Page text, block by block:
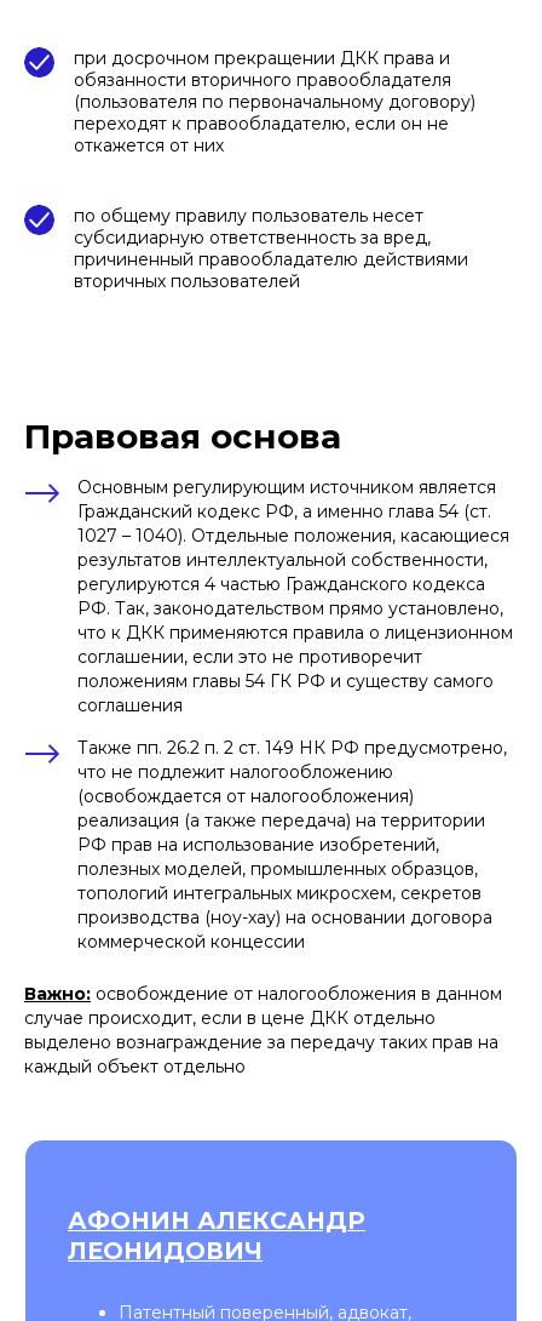
при досрочном прекращении ДКК права и
обязанности вторичного правообладателя
(пользователя по первоначальному договору)
переходят к правообладателю, если он не
откажется от них
по общему правилу пользователь несет
субсидиарную ответственность за вред,
причиненный правообладателю действиями
вторичных пользователей
Правовая основа
Основным регулирующим источником является
Гражданский кодекс РФ, а именно глава 54 (ст.
1027 – 1040). Отдельные положения, касающиеся
результатов интеллектуальной собственности,
регулируются 4 частью Гражданского кодекса
РФ. Так, законодательством прямо установлено,
что к ДКК применяются правила о лицензионном
соглашении, если это не противоречит
положениям главы 54 ГК РФ и существу самого
соглашения
Также пп. 26.2 п. 2 ст. 149 НК РФ предусмотрено,
что не подлежит налогообложению
(освобождается от налогообложения)
реализация (а также передача) на территории
РФ прав на использование изобретений,
полезных моделей, промышленных образцов,
топологий интегральных микросхем, секретов
производства (ноу-хау) на основании договора
коммерческой концессии
Важно: освобождение от налогообложения в данном
случае происходит, если в цене ДКК отдельно
выделено вознаграждение за передачу таких прав на
каждый объект отдельно
Франшиза BookingCat
паушальный взнос от возврата и договор
франчайзинга от оспаривания. Да, дорого,
но такое глубокое погружение в